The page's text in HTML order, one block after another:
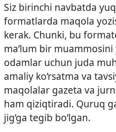
Siz birinchi navbatda
formatlarda maqola
kerak. Chunki, bu
ma’lum bir
odamlar uchun juda
amaliy ko’rsatma va
maqolalar gazeta va
ham qiziqtiradi. Quruq
jig’ga tegib bo’lgan.